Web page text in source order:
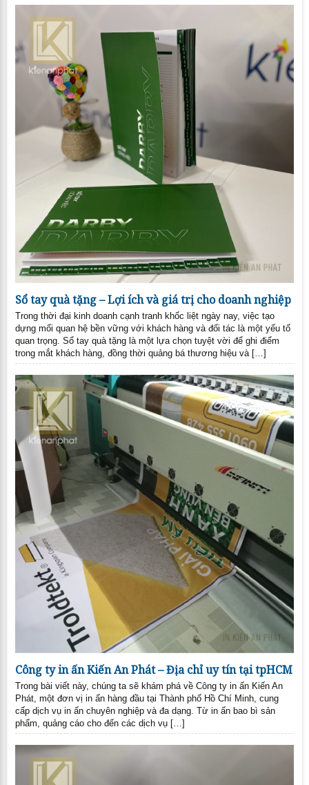
Sổ tay quà tặng – Lợi ích và giá trị cho doanh nghiệp
Trong thời đại kinh doanh cạnh tranh khốc liệt ngày nay, việc tạo
dựng mối quan hệ bền vững với khách hàng và đối tác là một yếu tố
quan trọng. Sổ tay quà tặng là một lựa chọn tuyệt vời để ghi điểm
trong mắt khách hàng, đồng thời quảng bá thương hiệu và […]
Công ty in ấn Kiến An Phát – Địa chỉ uy tín tại tpHCM
Trong bài viết này, chúng ta sẽ khám phá về Công ty in ấn Kiến An
Phát, một đơn vị in ấn hàng đầu tại Thành phố Hồ Chí Minh, cung
cấp dịch vụ in ấn chuyên nghiệp và đa dạng. Từ in ấn bao bì sản
phẩm, quảng cáo cho đến các dịch vụ […]